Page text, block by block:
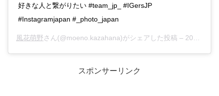
好きな人と繋がりたい #team_jp_ #IGersJP
#Instagramjapan #_photo_japan
風花萌野さん(@moeno.kazahana)がシェアした投稿 – 2019年 6月月9日午後8時28分PDT
スポンサーリンク